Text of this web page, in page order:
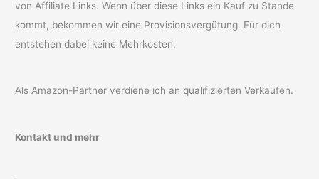
von Affiliate Links. Wenn über diese Links ein Kauf zu Stande
kommt, bekommen wir eine Provisionsvergütung. Für dich
entstehen dabei keine Mehrkosten.
Als Amazon-Partner verdiene ich an qualifizierten Verkäufen.
Kontakt und mehr